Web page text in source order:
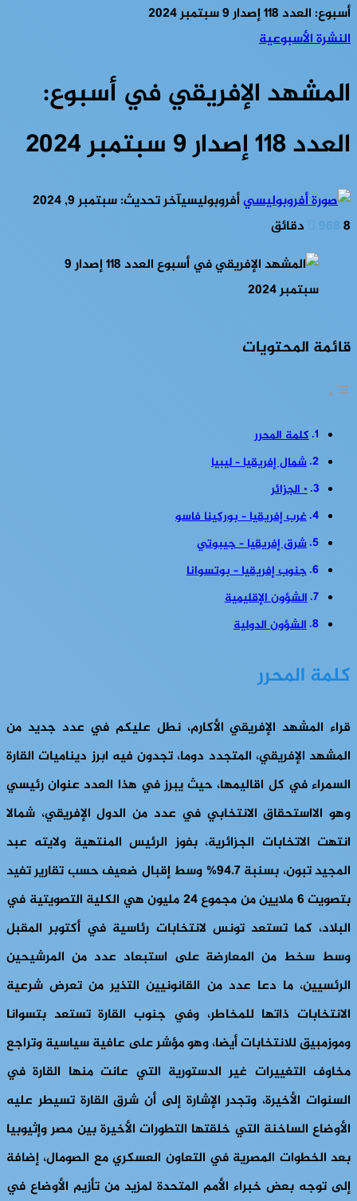
أسبوع: العدد 118 إصدار 9 سبتمبر 2024
النشرة الأسبوعية
المشهد الإفريقي في أسبوع:
العدد 118 إصدار 9 سبتمبر 2024
أفروبوليسيآخر تحديث: سبتمبر 9, 2024
8 دقائق
قائمة المحتويات
كلمة المحرر
شمال إفريقيا – ليبيا
• الجزائر
غرب إفريقيا – بوركينا فاسو
شرق إفريقيا – جيبوتي
جنوب إفريقيا – بوتسوانا
الشؤون الإقليمية
الشؤون الدولية
كلمة المحرر
قراء المشهد الإفريقي الأكارم، نطل عليكم في عدد جديد من
المشهد الإفريقي، المتجدد دوما، تجدون فيه ابرز ديناميات القارة
السمراء في كل اقاليمها، حيث يبرز في هذا العدد عنوان رئيسي
وهو الااستحقاق الانتخابي في عدد من الدول الإفريقي، شمالا
انتهت الاتخابات الجزائرية، بفوز الرئيس المنتهية ولايته عبد
المجيد تبون، بسنبة 94.7% وسط إقبال ضعيف حسب تقارير تفيد
بتصويت 6 ملايين من مجموع 24 مليون هي الكلية التصويتية في
البلاد، كما تستعد تونس لانتخابات رئاسية في أكتوبر المقبل
وسط سخط من المعارضة على استبعاد عدد من المرشيحين
الرئسيين، ما دعا عدد من القانونيين التذير من تعرض شرعية
الانتخابات ذاتها للمخاطر، وفي جنوب القارة تستعد بتسوانا
وموزمبيق للانتخابات أيضا، وهو مؤشر على عافية سياسية وتراجع
مخاوف التغييرات غير الدستورية التي عانت منها القارة في
السنوات الأخيرة، وتجدر الإشارة إلى أن شرق القارة تسيطر عليه
الأوضاع الساخنة التي خلقتها التطورات الأخيرة بين مصر وإثيوبيا
بعد الخطوات المصرية في التعاون العسكري مع الصومال، إضافة
إلى توجه بعض خبراء الأمم المتحدة لمزيد من تأزيم الأوضاع في